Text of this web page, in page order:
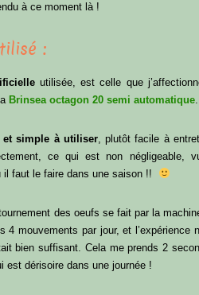
à ce moment là !
:
utilisée, est celle que
Brinsea octagon 20 semi automatique
et simple à utiliser, plutôt facile à
ce qui est non négligeable,
il faut le faire dans une saison !!
des oeufs se fait par la
4 mouvements par jour, et l’expérience
bien suffisant. Cela me prends 2
est dérisoire dans une journée !